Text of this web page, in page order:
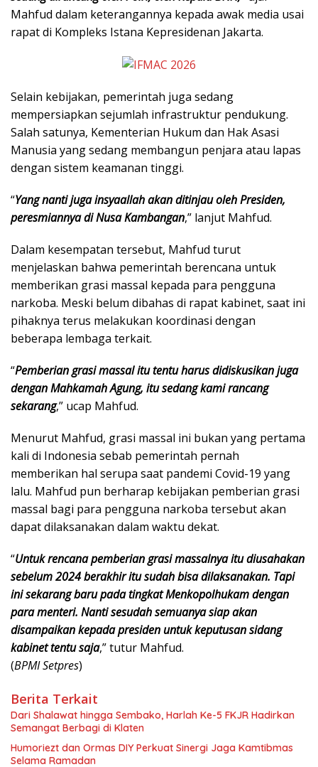
Mahfud dalam keterangannya kepada awak media usai
rapat di Kompleks Istana Kepresidenan Jakarta.
Selain kebijakan, pemerintah juga sedang
mempersiapkan sejumlah infrastruktur pendukung.
Salah satunya, Kementerian Hukum dan Hak Asasi
Manusia yang sedang membangun penjara atau lapas
dengan sistem keamanan tinggi.
“Yang nanti juga insyaallah akan ditinjau oleh Presiden,
peresmiannya di Nusa Kambangan,” lanjut Mahfud.
Dalam kesempatan tersebut, Mahfud turut
menjelaskan bahwa pemerintah berencana untuk
memberikan grasi massal kepada para pengguna
narkoba. Meski belum dibahas di rapat kabinet, saat ini
pihaknya terus melakukan koordinasi dengan
beberapa lembaga terkait.
“Pemberian grasi massal itu tentu harus didiskusikan juga
dengan Mahkamah Agung, itu sedang kami rancang
sekarang,” ucap Mahfud.
Menurut Mahfud, grasi massal ini bukan yang pertama
kali di Indonesia sebab pemerintah pernah
memberikan hal serupa saat pandemi Covid-19 yang
lalu. Mahfud pun berharap kebijakan pemberian grasi
massal bagi para pengguna narkoba tersebut akan
dapat dilaksanakan dalam waktu dekat.
“Untuk rencana pemberian grasi massalnya itu diusahakan
sebelum 2024 berakhir itu sudah bisa dilaksanakan. Tapi
ini sekarang baru pada tingkat Menkopolhukam dengan
para menteri. Nanti sesudah semuanya siap akan
disampaikan kepada presiden untuk keputusan sidang
kabinet tentu saja,” tutur Mahfud.
(BPMI Setpres)
Berita Terkait
Dari Shalawat hingga Sembako, Harlah Ke-5 FKJR Hadirkan
Semangat Berbagi di Klaten
Humoriezt dan Ormas DIY Perkuat Sinergi Jaga Kamtibmas
Selama Ramadan